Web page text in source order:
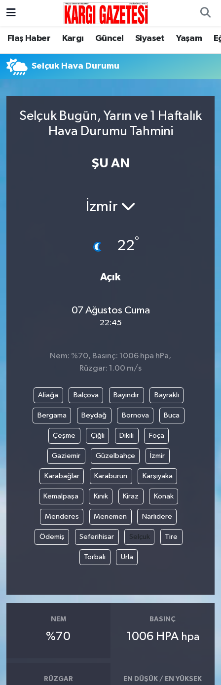
Flaş Haber Kargı Güncel Siyaset Yaşam
Selçuk Hava Durumu
Selçuk Bugün, Yarın ve 1 Haftalık
Hava Durumu Tahmini
ŞU AN
İzmir
22°
Açık
07 Ağustos Cuma
22:45
Nem: %70, Basınç: 1006 hpa hPa,
Rüzgar: 1.00 m/s
Aliağa Balçova Bayındır Bayraklı
Bergama Beydağ Bornova Buca
Çeşme Çiğli Dikili Foça
Gaziemir Güzelbahçe İzmir
Karabağlar Karaburun Karşıyaka
Kemalpaşa Kınık Kiraz Konak
Menderes Menemen Narlıdere
Ödemiş Seferihisar Selçuk Tire
Torbalı Urla
NEM
%70
BASINÇ
1006 HPA hpa
RÜZGAR EN DÜŞÜK / EN YÜKSEK
Flaş Haber
Kargı
Siyaset
Yaşam
Nöbetçi Eczaneler
Hava Durumu
Trafik Durumu
Süper Lig Puan Durumu ve Fikstür